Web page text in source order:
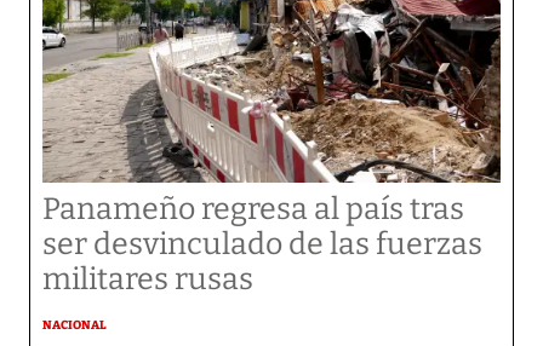
Panameño regresa al país tras
ser desvinculado de las fuerzas
militares rusas
NACIONAL